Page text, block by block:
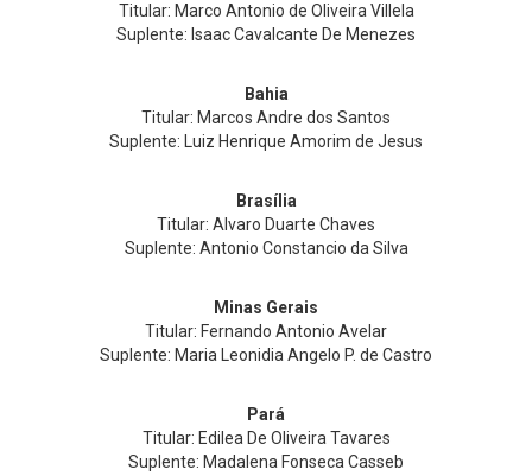
Titular: Marco Antonio de Oliveira Villela
Suplente: Isaac Cavalcante De Menezes
Bahia
Titular: Marcos Andre dos Santos
Suplente: Luiz Henrique Amorim de Jesus
Brasília
Titular: Alvaro Duarte Chaves
Suplente: Antonio Constancio da Silva
Minas Gerais
Titular: Fernando Antonio Avelar
Suplente: Maria Leonidia Angelo P. de Castro
Pará
Titular: Edilea De Oliveira Tavares
Suplente: Madalena Fonseca Casseb